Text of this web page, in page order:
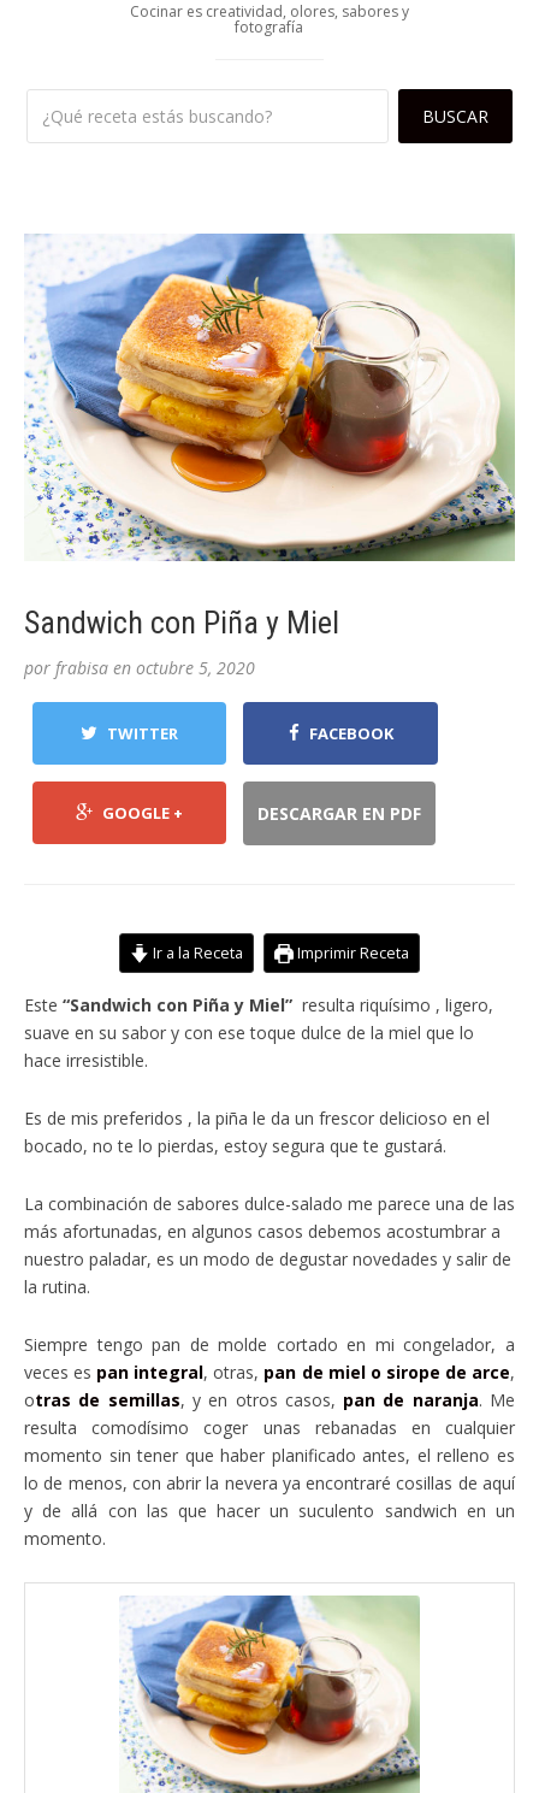
Cocinar es creatividad, olores, sabores y
fotografía
Sandwich con Piña y Miel
por frabisa en octubre 5, 2020
TWITTER FACEBOOK
GOOGLE + DESCARGAR EN PDF
Ir a la Receta Imprimir Receta
Este “Sandwich con Piña y Miel” resulta riquísimo , ligero,
suave en su sabor y con ese toque dulce de la miel que lo
hace irresistible.
Es de mis preferidos , la piña le da un frescor delicioso en el
bocado, no te lo pierdas, estoy segura que te gustará.
La combinación de sabores dulce-salado me parece una de las
más afortunadas, en algunos casos debemos acostumbrar a
nuestro paladar, es un modo de degustar novedades y salir de
la rutina.
Siempre tengo pan de molde cortado en mi congelador, a
veces es pan integral, otras, pan de miel o sirope de arce,
otras de semillas, y en otros casos, pan de naranja. Me
resulta comodísimo coger unas rebanadas en cualquier
momento sin tener que haber planificado antes, el relleno es
lo de menos, con abrir la nevera ya encontraré cosillas de aquí
y de allá con las que hacer un suculento sandwich en un
momento.